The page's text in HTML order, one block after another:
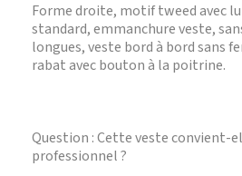
Forme droite, motif tweed avec
standard, emmanchure veste,
longues, veste bord à bord sans
rabat avec bouton à la poitrine.
Question : Cette veste convient-
professionnel ?